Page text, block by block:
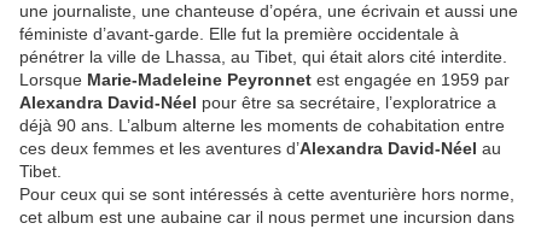
une journaliste, une chanteuse d’opéra, une écrivain et aussi une
féministe d’avant-garde. Elle fut la première occidentale à
pénétrer la ville de Lhassa, au Tibet, qui était alors cité interdite.
Lorsque Marie-Madeleine Peyronnet est engagée en 1959 par
Alexandra David-Néel pour être sa secrétaire, l’exploratrice a
déjà 90 ans. L’album alterne les moments de cohabitation entre
ces deux femmes et les aventures d’Alexandra David-Néel au
Tibet.
Pour ceux qui se sont intéressés à cette aventurière hors norme,
cet album est une aubaine car il nous permet une incursion dans